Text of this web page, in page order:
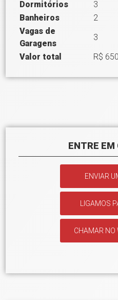
Dormitórios
3
Banheiros
2
Vagas de
Garagens
3
Valor total
R$
ENTRE EM
ENVIAR
LIGAMOS
CHAMAR NO